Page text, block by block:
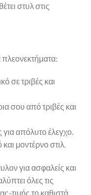
στυλ στις
πλεονεκτήματα:
σε τριβές και
σου από τριβές και
απόλυτο έλεγχο.
μοντέρνο στιλ.
για ασφαλείς και
όλες τις
τιμής το καθιστά